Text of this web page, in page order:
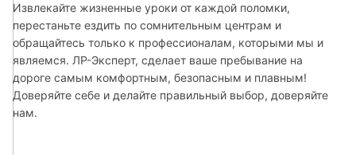
Извлекайте жизненные уроки от каждой поломки,
перестаньте ездить по сомнительным центрам и
обращайтесь только к профессионалам, которыми мы и
являемся. ЛР-Эксперт, сделает ваше пребывание на
дороге самым комфортным, безопасным и плавным!
Доверяйте себе и делайте правильный выбор, доверяйте
нам.